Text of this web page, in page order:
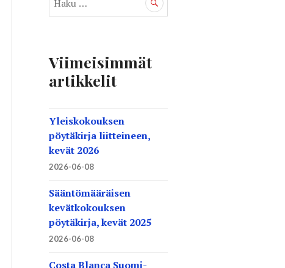
Viimeisimmät
artikkelit
Yleiskokouksen
pöytäkirja liitteineen,
kevät 2026
2026-06-08
Sääntömääräisen
kevätkokouksen
pöytäkirja, kevät 2025
2026-06-08
Costa Blanca Suomi-